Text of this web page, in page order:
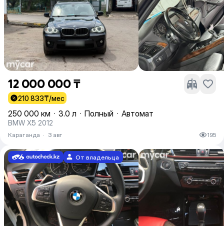
12 000 000 ₸
210 833₸/мес
250 000 км · 3.0 л · Полный · Автомат
BMW X5 2012
Караганда · 3 авг 195
От владельца